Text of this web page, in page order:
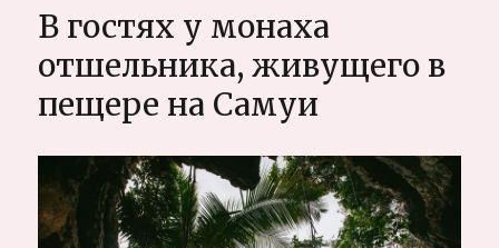
на
Пхукете,
крутые
места
острова
В гостях у монаха
отшельника, живущего в
пещере на Самуи